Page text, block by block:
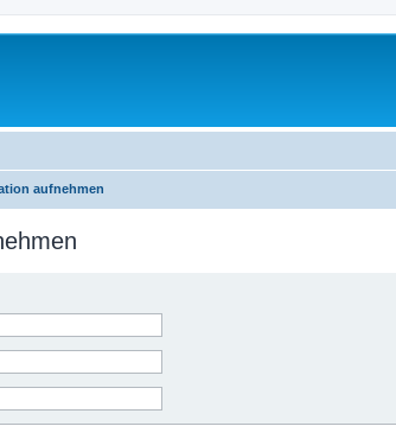
aufnehmen